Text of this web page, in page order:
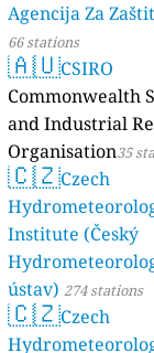
Agencija Za
66 stations
🇦🇺CSIRO
Commonwealth
and Industrial
Organisation35
🇨🇿Czech
Institute (Český
ústav) 274 stations
🇨🇿Czech